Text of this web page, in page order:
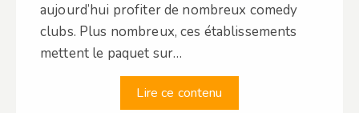
aujourd’hui profiter de nombreux comedy
clubs. Plus nombreux, ces établissements
mettent le paquet sur…
Lire ce contenu